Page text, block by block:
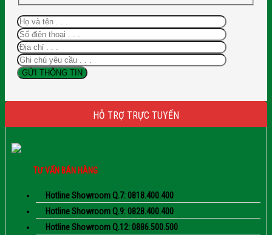
HỖ TRỢ TRỰC TUYẾN
TƯ VẤN BÁN HÀNG
Hotline Showroom Q.7: 0818.400.400
Hotline Showroom Q.9: 0828.400.400
Hotline Showroom Q.12: 0886.500.500